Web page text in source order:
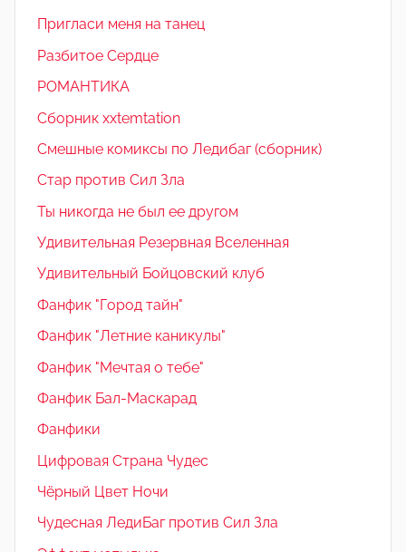
Пригласи меня на танец
Разбитое Сердце
РОМАНТИКА
Сборник xxtemtation
Смешные комиксы по Ледибаг (сборник)
Стар против Сил Зла
Ты никогда не был ее другом
Удивительная Резервная Вселенная
Удивительный Бойцовский клуб
Фанфик "Город тайн"
Фанфик "Летние каникулы"
Фанфик "Мечтая о тебе"
Фанфик Бал-Маскарад
Фанфики
Цифровая Страна Чудес
Чёрный Цвет Ночи
Чудесная ЛедиБаг против Сил Зла